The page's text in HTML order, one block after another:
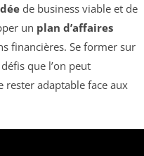
de business viable et de
un plan d’affaires
financières. Se former sur
que l’on peut
rester adaptable face aux